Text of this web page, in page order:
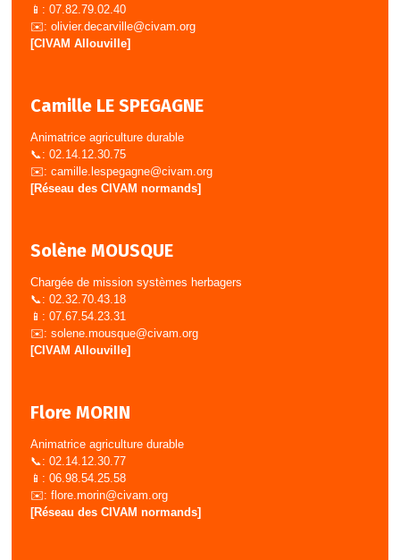
📱: 07.82.79.02.40
✉️: olivier.decarville@civam.org
[CIVAM Allouville]
Camille LE SPEGAGNE
Animatrice agriculture durable
📞: 02.14.12.30.75
✉️: camille.lespegagne@civam.org
[Réseau des CIVAM normands]
Solène MOUSQUE
Chargée de mission systèmes herbagers
📞: 02.32.70.43.18
📱: 07.67.54.23.31
✉️: solene.mousque@civam.org
[CIVAM Allouville]
Flore MORIN
Animatrice agriculture durable
📞: 02.14.12.30.77
📱: 06.98.54.25.58
✉️: flore.morin@civam.org
[Réseau des CIVAM normands]